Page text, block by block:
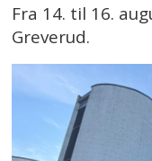
Fra 14. til 16.
Greverud.